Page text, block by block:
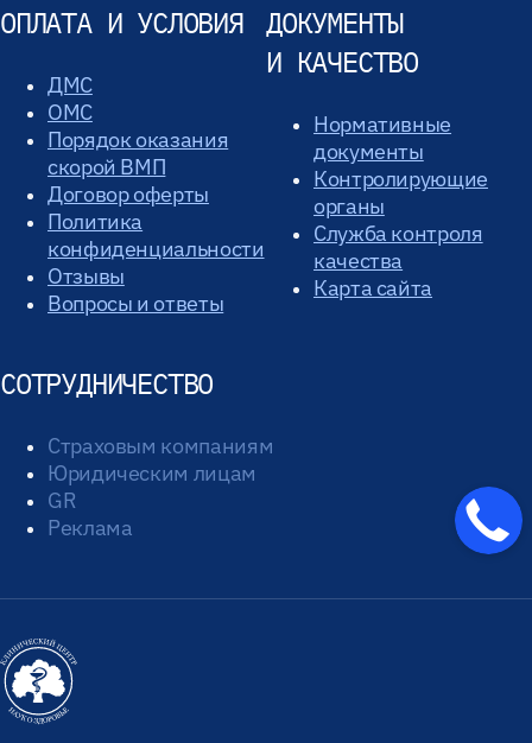
ОПЛАТА И УСЛОВИЯ
ДМС
ОМС
Порядок оказания
скорой ВМП
Договор оферты
Политика
конфиденциальности
Отзывы
Вопросы и ответы
ДОКУМЕНТЫ
И КАЧЕСТВО
Нормативные
документы
Контролирующие
органы
Служба контроля
качества
Карта сайта
СОТРУДНИЧЕСТВО
Страховым компаниям
Юридическим лицам
GR
Реклама